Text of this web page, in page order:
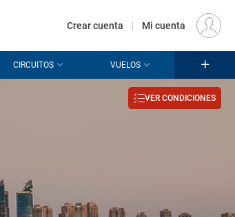
EUR
Crear cuenta | Mi cuenta
CIRCUITOS VUELOS
VER CONDICIONES